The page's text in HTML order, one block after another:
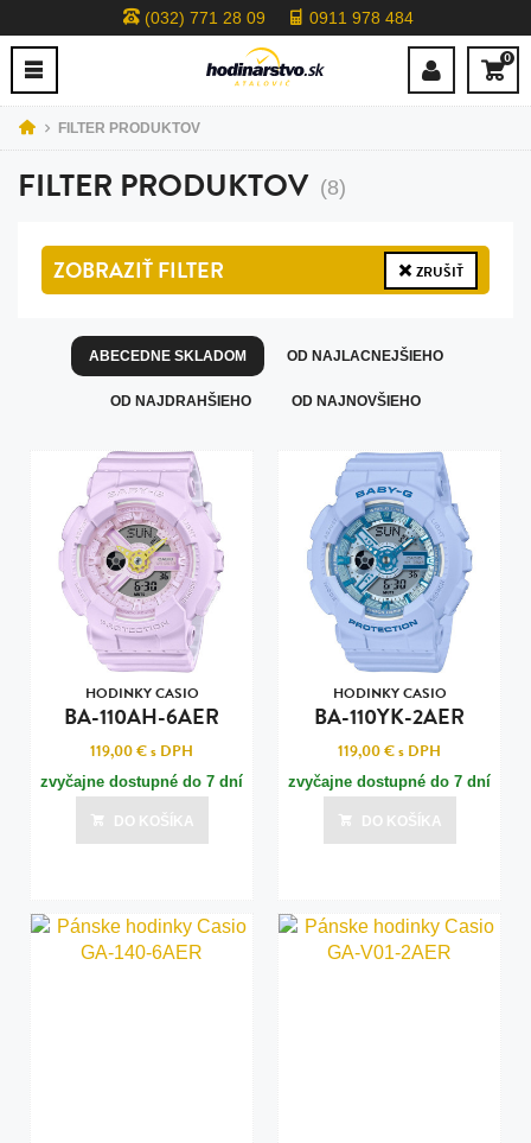
(032) 771 28 09 0911 978 484
0
FILTER PRODUKTOV
FILTER PRODUKTOV (8)
ZOBRAZIŤFILTER ZRUŠIŤ
ABECEDNE SKLADOM OD NAJLACNEJŠIEHO
OD NAJDRAHŠIEHO OD NAJNOVŠIEHO
HODINKY CASIO
BA-110AH-6AER
119,00 €s DPH
zvyčajne dostupné do 7 dní
DO KOŠÍKA
HODINKY CASIO
BA-110YK-2AER
119,00 €s DPH
zvyčajne dostupné do 7 dní
DO KOŠÍKA